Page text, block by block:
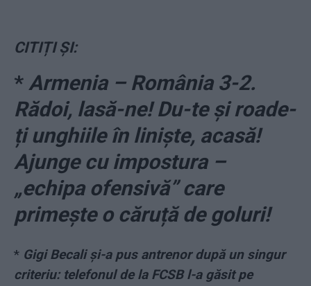
CITIȚI ȘI:
* Armenia – România 3-2.
Rădoi, lasă-ne! Du-te și roade-
ți unghiile în liniște, acasă!
Ajunge cu impostura –
„echipa ofensivă” care
primește o căruță de goluri!
* Gigi Becali și-a pus antrenor după un singur
criteriu: telefonul de la FCSB l-a găsit pe